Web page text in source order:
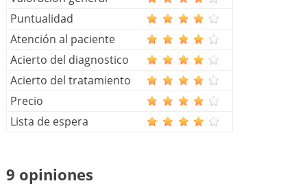
Puntualidad
Atención al paciente
Acierto del diagnostico
Acierto del tratamiento
Precio
Lista de espera
9 opiniones